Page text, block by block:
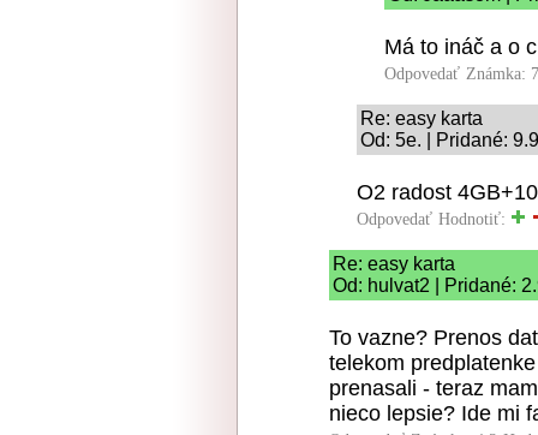
Má to ináč a o
Odpovedať Známka:
Re: easy karta
Od: 5e. | Pridané:
O2 radost
Odpovedať Hodnotiť:
Re: easy karta
Od: hulvat2 | Pridané:
To vazne? Prenos
telekom
prenasali - teraz
nieco lepsie? Ide mi